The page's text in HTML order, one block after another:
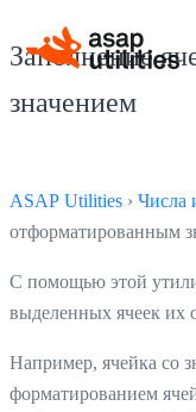
Заполнение
значением
ASAP Utilities › Числа
отформатированным
С помощью этой
выделенных ячеек их
Например, ячейка со
форматированием